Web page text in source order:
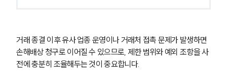
거래 종결 이후 유사 업종 운영이나 거래처 접촉 문제가 발생하면
손해배상 청구로 이어질 수 있으므로, 제한 범위와 예외 조항을 사
전에 충분히 조율해두는 것이 중요합니다.